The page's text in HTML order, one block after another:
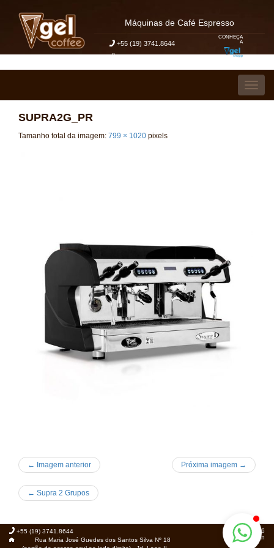
Máquinas de Café Espresso
+55 (19) 3741.8644
Meu Pedido de Orçamento
CONHEÇA
A
SUPRA2G_PR
Tamanho total da imagem: 799 × 1020 pixels
← Imagem anterior Próxima imagem →
← Supra 2 Grupos
+55 (19) 3741.8644
Rua Maria José Guedes dos Santos Silva Nº 18
© 2026
Foca.in